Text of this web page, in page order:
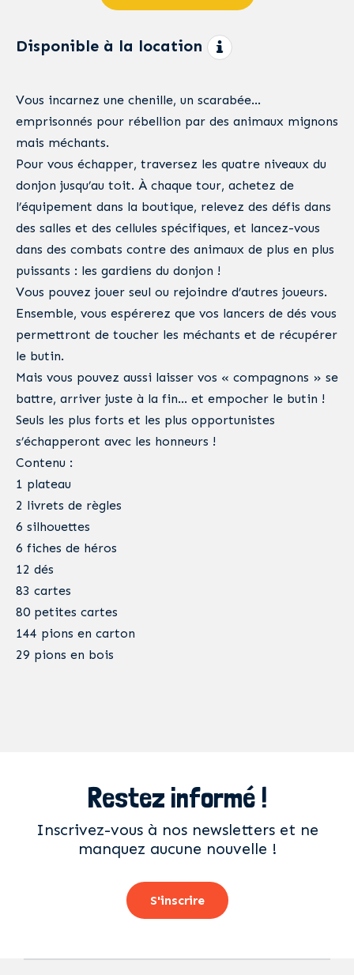
Disponible à la location
Vous incarnez une chenille, un scarabée…
emprisonnés pour rébellion par des animaux mignons
mais méchants.
Pour vous échapper, traversez les quatre niveaux du
donjon jusqu’au toit. À chaque tour, achetez de
l’équipement dans la boutique, relevez des défis dans
des salles et des cellules spécifiques, et lancez-vous
dans des combats contre des animaux de plus en plus
puissants : les gardiens du donjon !
Vous pouvez jouer seul ou rejoindre d’autres joueurs.
Ensemble, vous espérerez que vos lancers de dés vous
permettront de toucher les méchants et de récupérer
le butin.
Mais vous pouvez aussi laisser vos « compagnons » se
battre, arriver juste à la fin… et empocher le butin !
Seuls les plus forts et les plus opportunistes
s’échapperont avec les honneurs !
Contenu :
1 plateau
2 livrets de règles
6 silhouettes
6 fiches de héros
12 dés
83 cartes
80 petites cartes
144 pions en carton
29 pions en bois
Restez informé !
Inscrivez-vous à nos newsletters et ne
manquez aucune nouvelle !
S'inscrire